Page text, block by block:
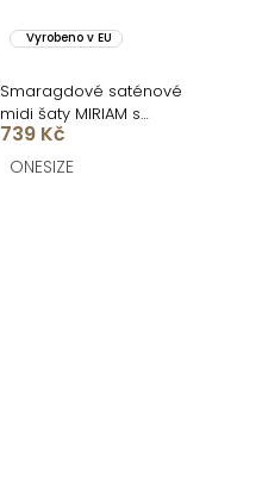
Vyrobeno v EU
Smaragdové saténové
midi šaty MIRIAM s
krátkým rukávem
739 Kč
ONESIZE